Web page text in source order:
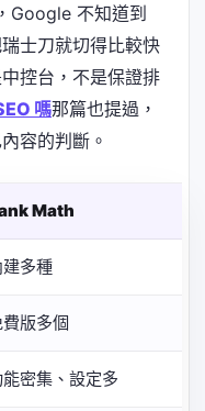
Google 不知道到
士刀就切得比較快
控台，不是保證排
嗎那篇也提過，
容的判斷。
Math
建多種
費版多個
密集、設定多